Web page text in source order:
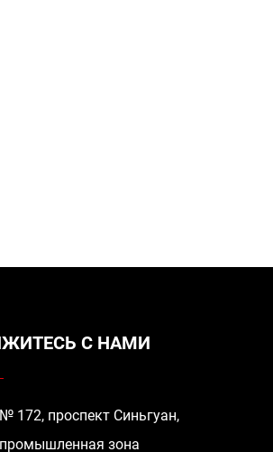
С НАМИ
№ 172, проспект Синьгуан,
промышленная зона